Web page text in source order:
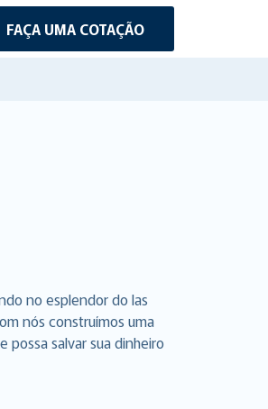
FAÇA UMA COTAÇÃO
no esplendor do las
nós construímos uma
possa salvar sua dinheiro